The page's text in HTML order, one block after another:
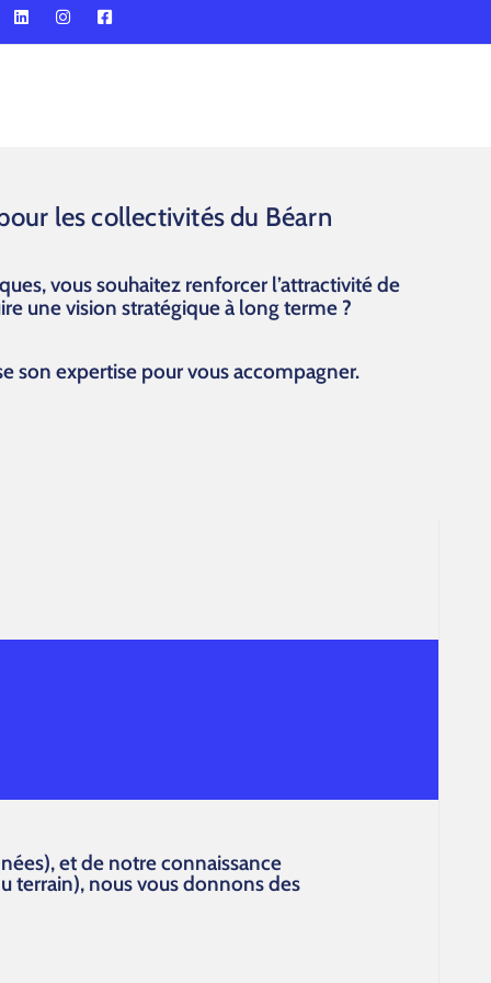
les collectivités du Béarn
vous souhaitez renforcer l’attractivité de
une vision stratégique à long terme ?
son expertise pour vous accompagner.
et de notre connaissance
terrain), nous vous donnons des